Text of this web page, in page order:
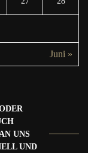
Juni »
UNS
UND